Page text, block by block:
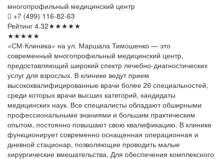
многопрофильный медицинский центр
+7 (499) 116-82-63
Рейтинг 4.32★★★★★
★★★★★
«СМ-Клиника» на ул. Маршала Тимошенко — это
современный многопрофильный медицинский центр,
предоставляющий широкий спектр лечебно-диагностических
услуг для взрослых. В клинике ведут прием
высококвалифицированные врачи более 26 специальностей,
среди которых врачи высших категорий, кандидаты
медицинских наук. Все специалисты обладают обширными
профессиональными знаниями и большим практическим
опытом, постоянно повышают свою квалификацию. В клинике
функционирует современно оснащенная операционная и
дневной стационар, позволяющие проводить малые
хирургические вмешательства. Для обеспечения комплексного